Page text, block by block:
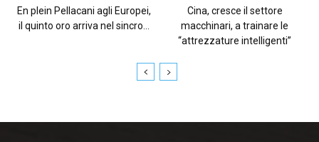
En plein Pellacani agli Europei,
il quinto oro arriva nel sincro...
Cina, cresce il settore
macchinari, a trainare le
“attrezzature intelligenti”